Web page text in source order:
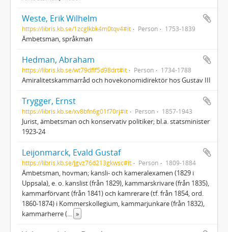
Weste, Erik Wilhelm
https://libris.kb.se/1zcglkbk4m0tqv4#it Person 1753-1839
Ämbetsman, språkman
Hedman, Abraham
https://libris.kb.se/wt79dflf5d98drt#it Person 1734-1788
Amiralitetskammarråd och hovekonomidirektör hos Gustav III
Trygger, Ernst
https://libris.kb.se/xv8bfn6g01f70rj#it Person 1857-1943
Jurist, ämbetsman och konservativ politiker; bl.a. statsminister
1923-24
Leijonmarck, Evald Gustaf
https://libris.kb.se/jgvz76d213gkwsc#it Person 1809-1884
Ämbetsman, hovman; kansli- och kameralexamen (1829 i
Uppsala), e. o. kanslist (från 1829), kammarskrivare (från 1835),
kammarförvant (från 1841) och kamrerare (tf. från 1854, ord.
1860-1874) i Kommerskollegium, kammarjunkare (från 1832),
kammarherre (... »